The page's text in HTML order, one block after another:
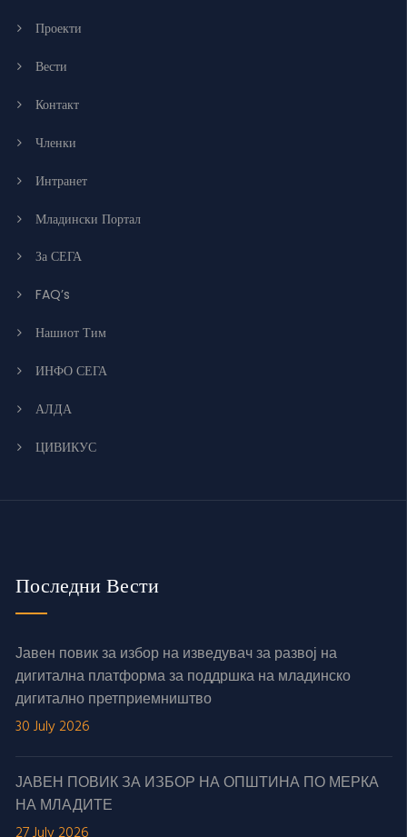
Проекти
Вести
Контакт
Членки
Интранет
Младински Портал
За СЕГА
FAQ’s
Нашиот Тим
ИНФО СЕГА
АЛДА
ЦИВИКУС
Последни Вести
Јавен повик за избор на изведувач за развој на
дигитална платформа за поддршка на младинско
дигитално претприемништво
30 July 2026
ЈАВЕН ПОВИК ЗА ИЗБОР НА ОПШТИНА ПО МЕРКА
НА МЛАДИТЕ